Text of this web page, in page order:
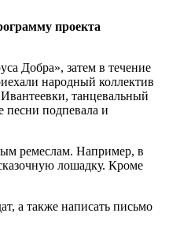
проекта
Добра», затем в течение
народный коллектив
танцевальный
песни подпевала и
ремеслам. Например, в
лошадку. Кроме
а также написать письмо